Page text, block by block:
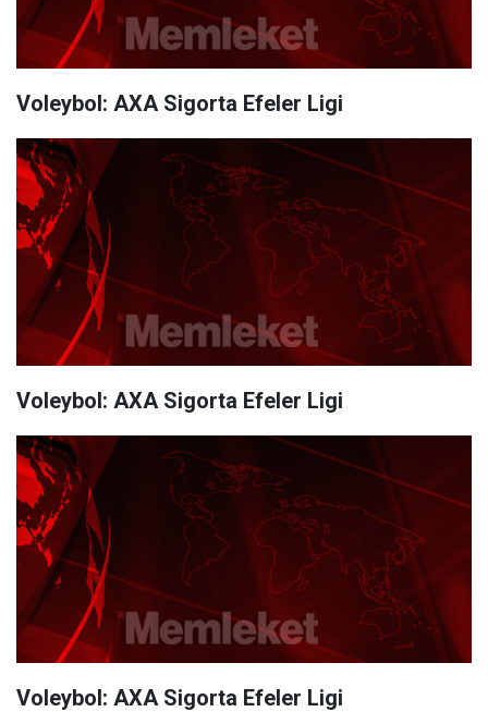
Voleybol: AXA Sigorta Efeler Ligi
Voleybol: AXA Sigorta Efeler Ligi
Voleybol: AXA Sigorta Efeler Ligi